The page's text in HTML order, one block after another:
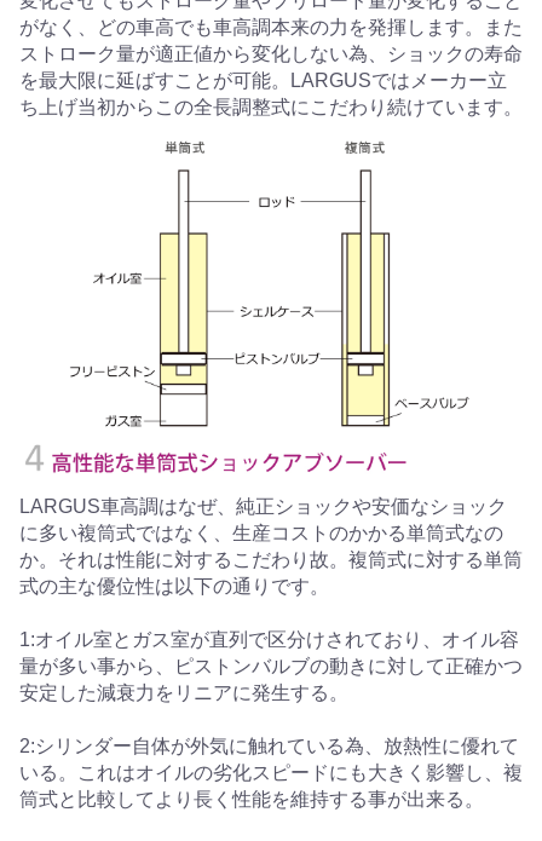
がなく、どの車高でも車高調本来の力を発揮します。また
ストローク量が適正値から変化しない為、ショックの寿命
を最大限に延ばすことが可能。LARGUSではメーカー立
ち上げ当初からこの全長調整式にこだわり続けています。
LARGUS車高調はなぜ、純正ショックや安価なショック
に多い複筒式ではなく、生産コストのかかる単筒式なの
か。それは性能に対するこだわり故。複筒式に対する単筒
式の主な優位性は以下の通りです。
1:オイル室とガス室が直列で区分けされており、オイル容
量が多い事から、ピストンバルブの動きに対して正確かつ
安定した減衰力をリニアに発生する。
2:シリンダー自体が外気に触れている為、放熱性に優れて
いる。これはオイルの劣化スピードにも大きく影響し、複
筒式と比較してより長く性能を維持する事が出来る。